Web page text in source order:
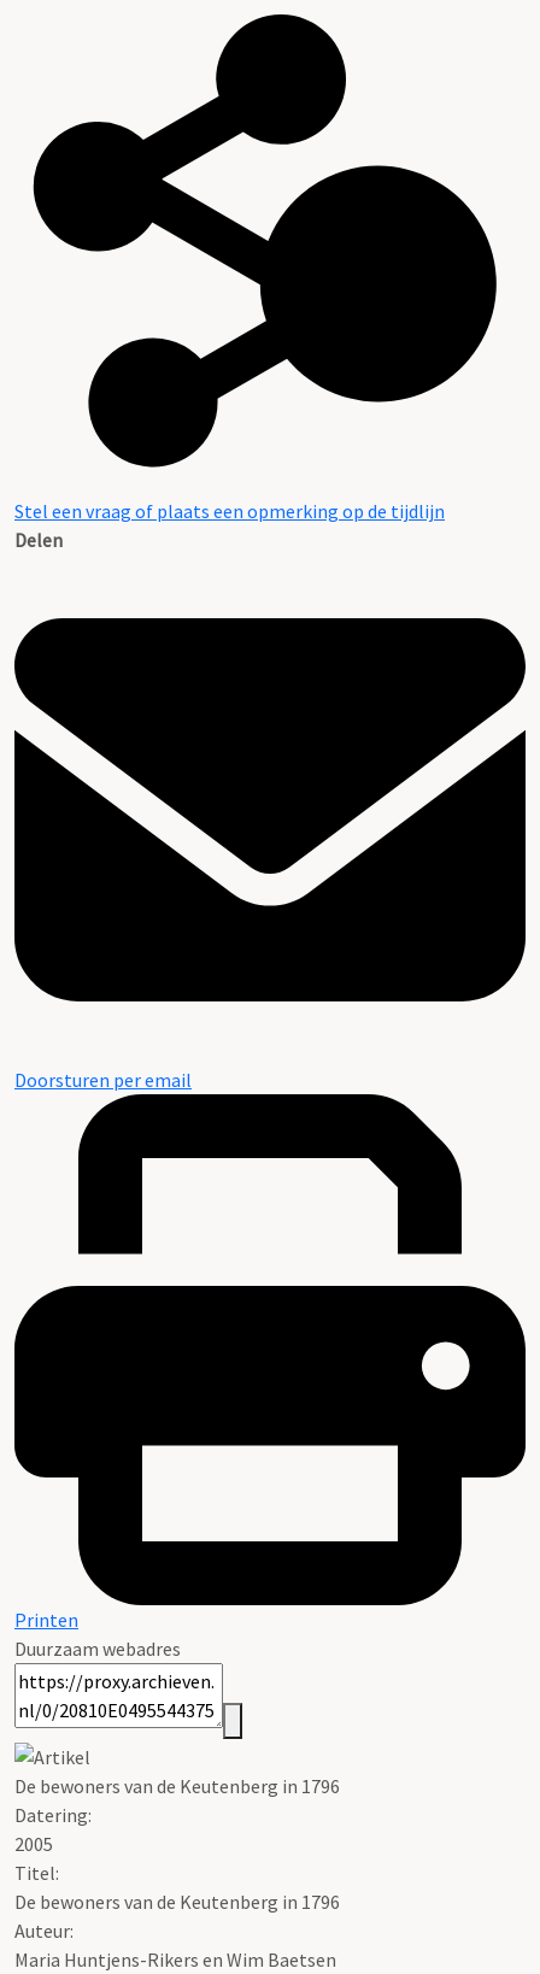
Stel een vraag of plaats een opmerking op de tijdlijn
Delen
Doorsturen per email
Printen
Duurzaam webadres
De bewoners van de Keutenberg in 1796
Datering:
2005
Titel:
De bewoners van de Keutenberg in 1796
Auteur:
Maria Huntjens-Rikers en Wim Baetsen